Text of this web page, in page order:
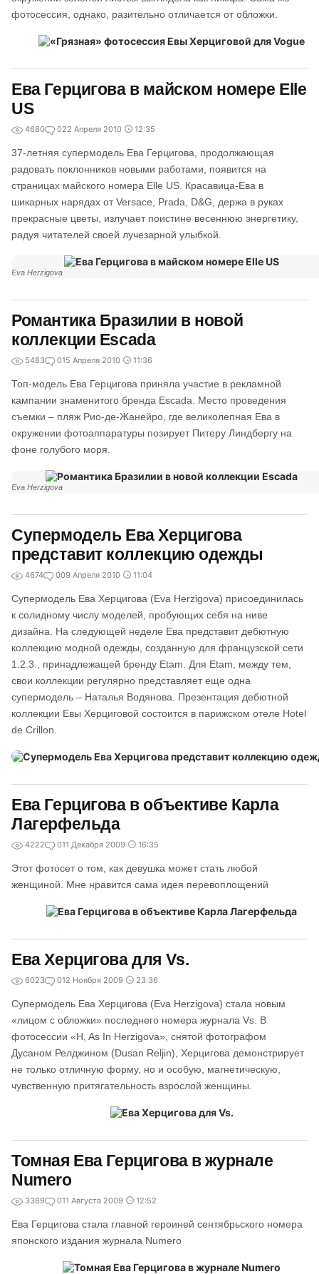
фотосессия, однако, разительно отличается от обложки.
Ева Герцигова в майском номере Elle
US
4680 022 Апреля 2010 12:35
37-летняя супермодель Ева Герцигова, продолжающая
радовать поклонников новыми работами, появится на
страницах майского номера Elle US. Красавица-Ева в
шикарных нарядах от Versace, Prada, D&G, держа в руках
прекрасные цветы, излучает поистине весеннюю энергетику,
радуя читателей своей лучезарной улыбкой.
Eva Herzigova
Романтика Бразилии в новой
коллекции Escada
5483 015 Апреля 2010 11:36
Топ-модель Ева Герцигова приняла участие в рекламной
кампании знаменитого бренда Escada. Место проведения
съемки – пляж Рио-де-Жанейро, где великолепная Ева в
окружении фотоаппаратуры позирует Питеру Линдбергу на
фоне голубого моря.
Eva Herzigova
Супермодель Ева Херцигова
представит коллекцию одежды
4674 009 Апреля 2010 11:04
Супермодель Ева Херцигова (Eva Herzigova) присоединилась
к солидному числу моделей, пробующих себя на ниве
дизайна. На следующей неделе Ева представит дебютную
коллекцию модной одежды, созданную для французской сети
1.2.3., принадлежащей бренду Etam. Для Etam, между тем,
свои коллекции регулярно представляет еще одна
супермодель – Наталья Водянова. Презентация дебютной
коллекции Евы Херциговой состоится в парижском отеле Hotel
de Crillon.
Ева Герцигова в объективе Карла
Лагерфельда
4222 011 Декабря 2009 16:35
Этот фотосет о том, как девушка может стать любой
женщиной. Мне нравится сама идея перевоплощений
Ева Херцигова для Vs.
6023 012 Ноября 2009 23:36
Супермодель Ева Херцигова (Eva Herzigova) стала новым
«лицом с обложки» последнего номера журнала Vs. В
фотосессии «H, As In Herzigova», снятой фотографом
Дусаном Релджином (Dusan Reljin), Херцигова демонстрирует
не только отличную форму, но и особую, магнетическую,
чувственную притягательность взрослой женщины.
Томная Ева Герцигова в журнале
Numero
3369 011 Августа 2009 12:52
Ева Герцигова стала главной героиней сентябрьского номера
японского издания журнала Numero